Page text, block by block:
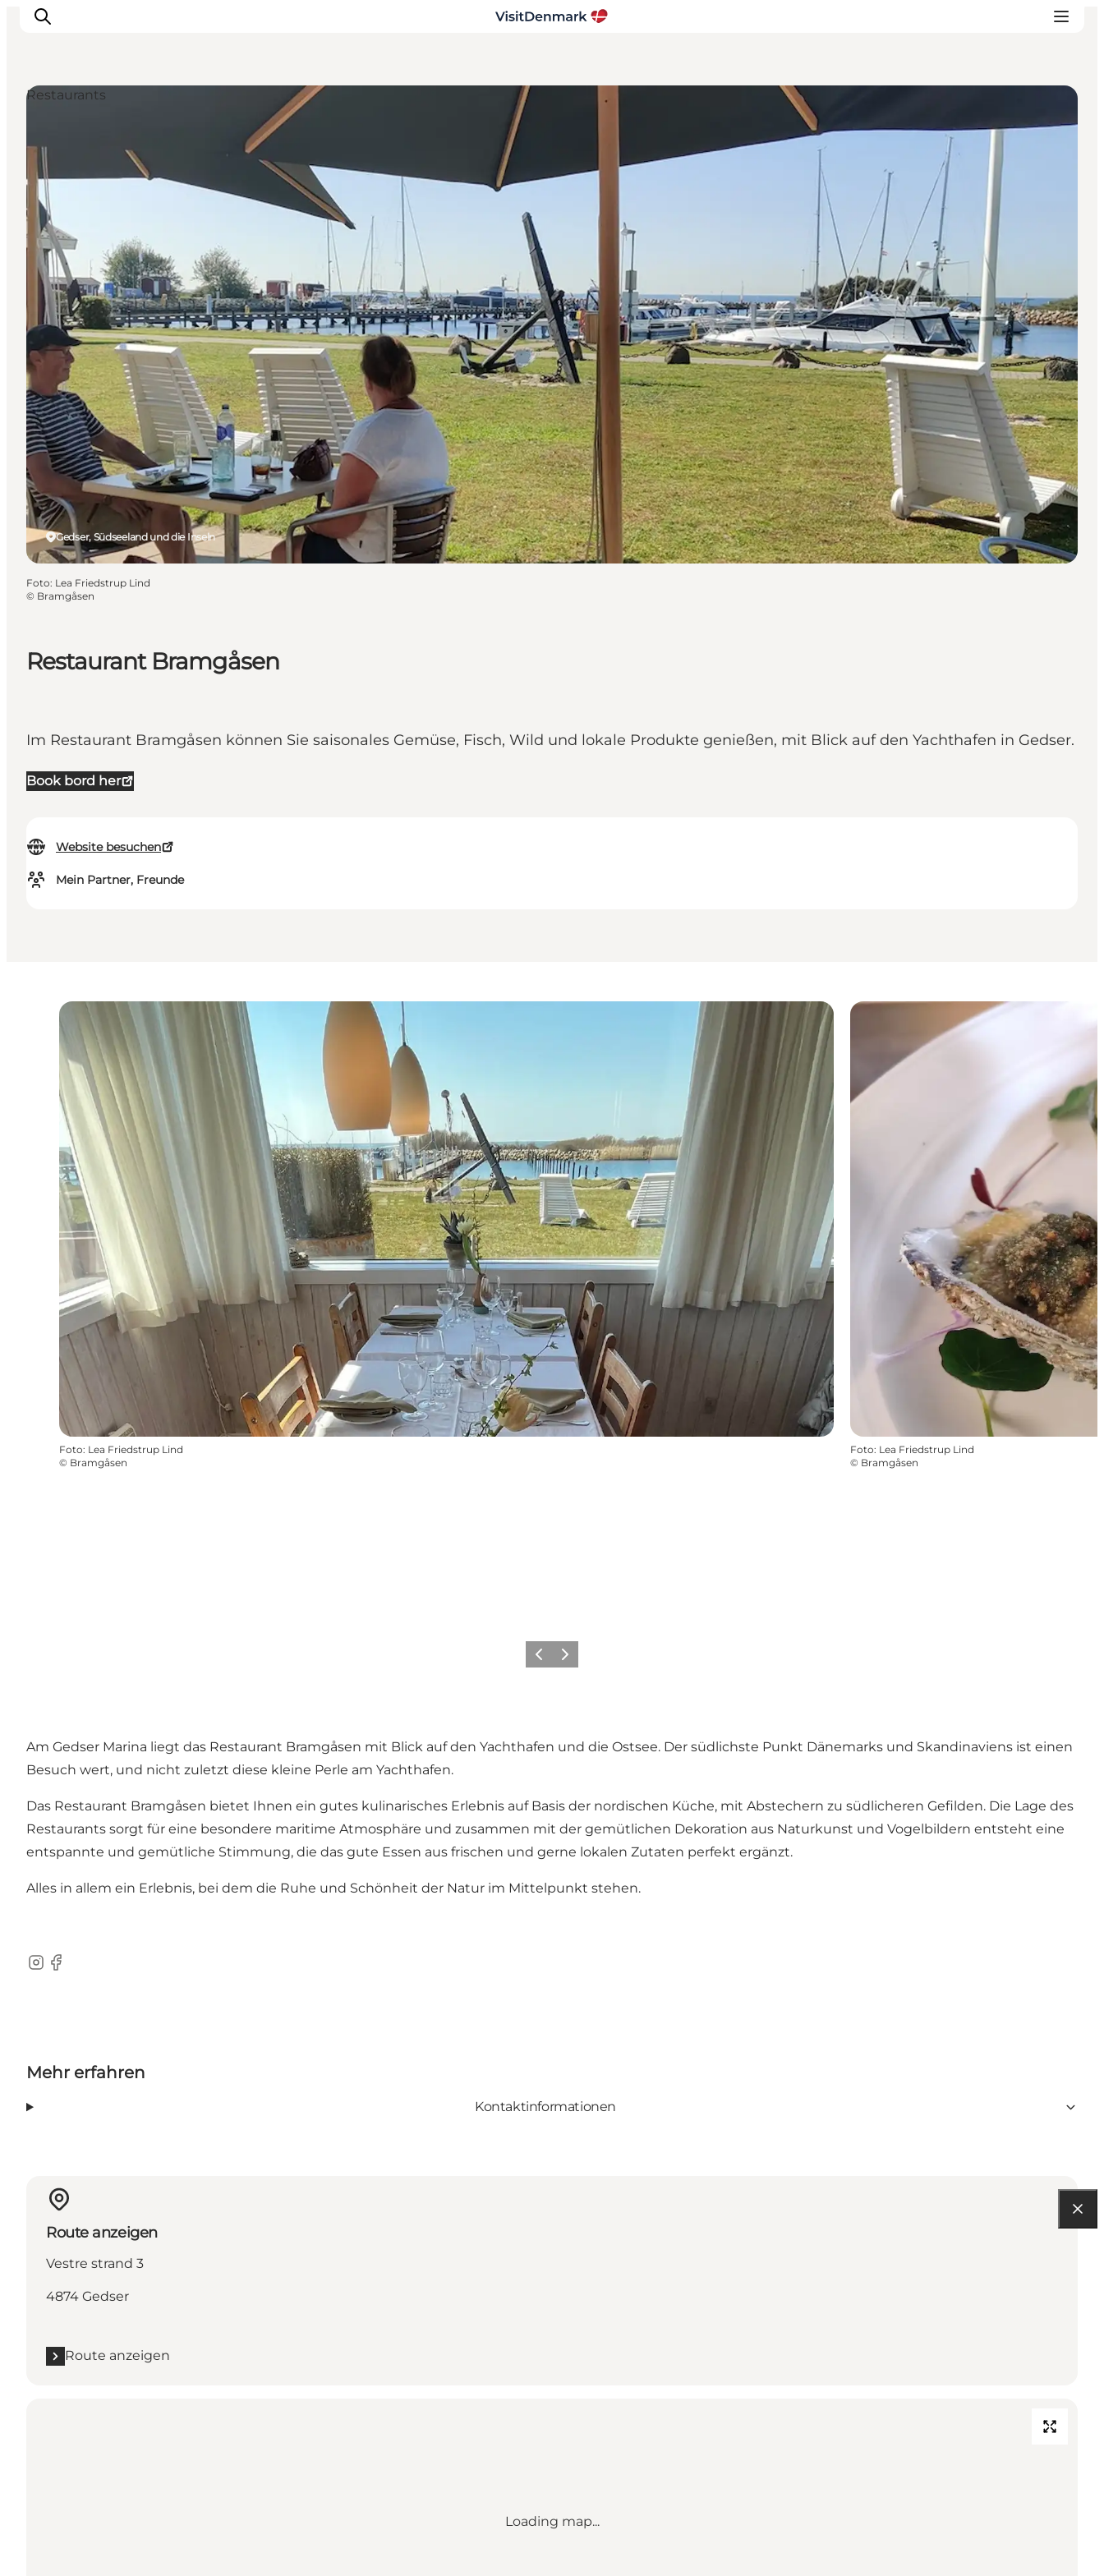
Regionen
Erlebnisse
Unterkünfte
Reiseplanung
Restaurant Bramgåsen
Im Restaurant Bramgåsen können Sie saisonales Gemüse, Fisch, Wild und lokale Produkte genießen, mit Blick auf den Yachthafen in Gedser.
Book bord her
Website besuchen
Mein Partner, Freunde
Gedser, Südseeland und die Inseln
Restaurants
Foto: Lea Friedstrup Lind
© Bramgåsen
Foto: Lea Friedstrup Lind
© Bramgåsen
Foto: Lea Friedstrup Lind
© Bramgåsen
ZurückWeiter
Am Gedser Marina liegt das Restaurant Bramgåsen mit Blick auf den Yachthafen und die Ostsee. Der südlichste Punkt Dänemarks und Skandinaviens ist einen
Besuch wert, und nicht zuletzt diese kleine Perle am Yachthafen.
Das Restaurant Bramgåsen bietet Ihnen ein gutes kulinarisches Erlebnis auf Basis der nordischen Küche, mit Abstechern zu südlicheren Gefilden. Die Lage des
Restaurants sorgt für eine besondere maritime Atmosphäre und zusammen mit der gemütlichen Dekoration aus Naturkunst und Vogelbildern entsteht eine
entspannte und gemütliche Stimmung, die das gute Essen aus frischen und gerne lokalen Zutaten perfekt ergänzt.
Alles in allem ein Erlebnis, bei dem die Ruhe und Schönheit der Natur im Mittelpunkt stehen.
Instagram
Facebook
Mehr erfahren
Kontaktinformationen
Route anzeigen
Vestre strand 3
4874 Gedser
Route anzeigen
Loading map...